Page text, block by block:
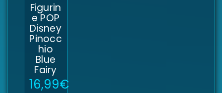
Figurin
e POP
Disney
Pinocc
hio
Blue
Fairy
16,99€